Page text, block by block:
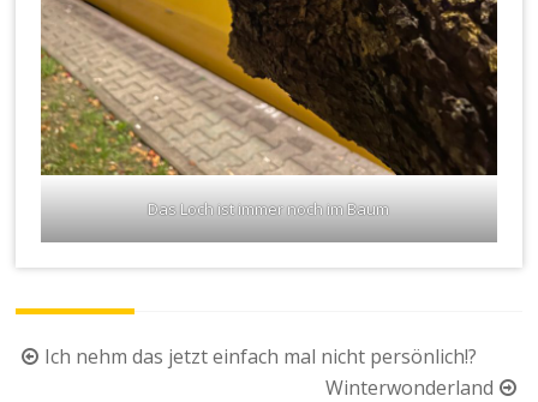
Das Loch ist immer noch im Baum
Beitragsnavigation
Ich nehm das jetzt einfach mal nicht persönlich!?
Winterwonderland